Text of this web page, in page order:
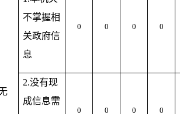
不掌握相
关政府信
息
0 0 0 0
2.没有现
成信息需
0 0 0 0